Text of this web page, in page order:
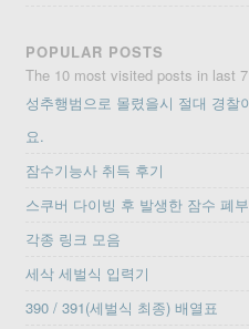
POPULAR POSTS
The 10 most visited posts in last
성추행범으로 몰렸을시 절대 경찰
요.
잠수기능사 취득 후기
스쿠버 다이빙 후 발생한 잠수 폐
각종 링크 모음
세삭 세벌식 입력기
390 / 391(세벌식 최종) 배열표